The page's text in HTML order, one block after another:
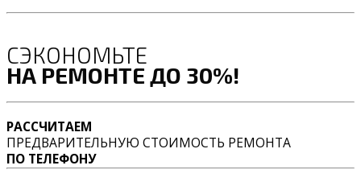
СЭКОНОМЬТЕ
НА РЕМОНТЕ ДО 30%!
РАССЧИТАЕМ
ПРЕДВАРИТЕЛЬНУЮ СТОИМОСТЬ РЕМОНТА
ПО ТЕЛЕФОНУ